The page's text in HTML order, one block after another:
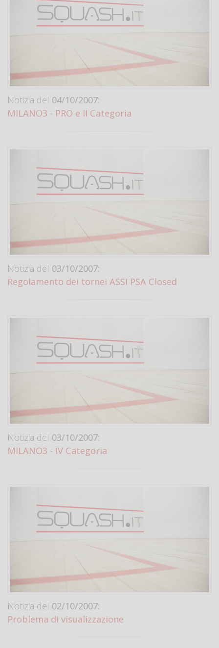
Notizia del 04/10/2007:
MILANO3 - PRO e II Categoria
Notizia del 03/10/2007:
Regolamento dei tornei ASSI PSA Closed
Notizia del 03/10/2007:
MILANO3 - IV Categoria
Notizia del 02/10/2007:
Problema di visualizzazione